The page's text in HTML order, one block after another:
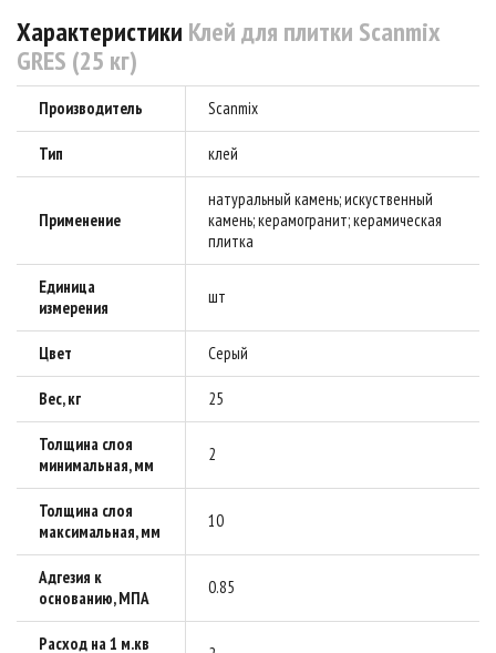
Характеристики Клей для плитки Scanmix
GRES (25 кг)
Производитель Scanmix
Тип клей
Применение
натуральный камень; искуственный
камень; керамогранит; керамическая
плитка
Единица
измерения
шт
Цвет Серый
Вес, кг 25
Толщина слоя
минимальная, мм
2
Толщина слоя
максимальная, мм
10
Адгезия к
основанию, МПА
0.85
Расход на 1 м.кв